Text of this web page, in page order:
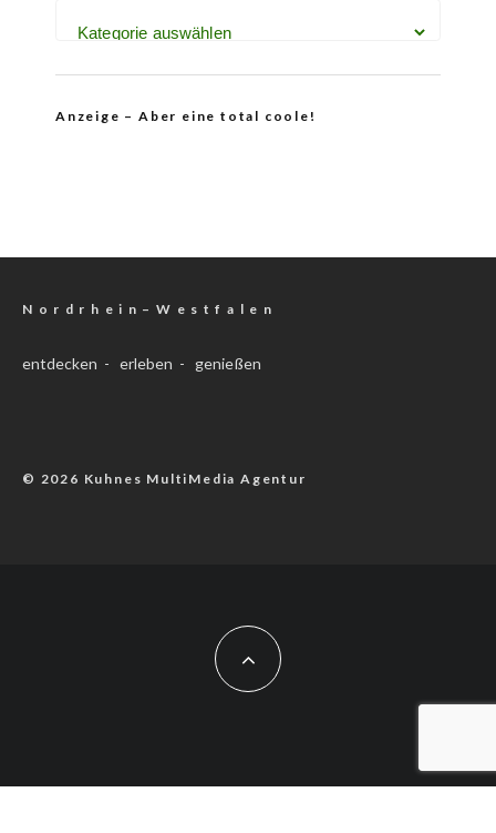
Anzeige – Aber eine total coole!
N o r d r h e i n – W e s t f a l e n
entdecken - erleben - genießen
© 2026 Kuhnes MultiMedia Agentur